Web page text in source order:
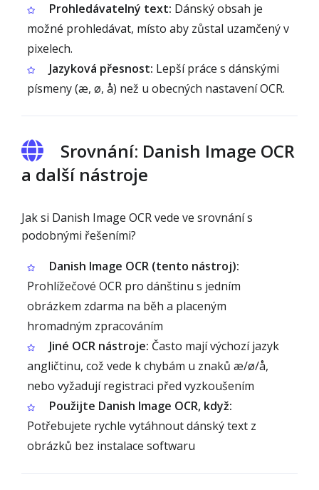
Prohledávatelný text: Dánský obsah je
možné prohledávat, místo aby zůstal uzamčený v
pixelech.
Jazyková přesnost: Lepší práce s dánskými
písmeny (æ, ø, å) než u obecných nastavení OCR.
Srovnání: Danish Image OCR
a další nástroje
Jak si Danish Image OCR vede ve srovnání s
podobnými řešeními?
Danish Image OCR (tento nástroj):
Prohlížečové OCR pro dánštinu s jedním
obrázkem zdarma na běh a placeným
hromadným zpracováním
Jiné OCR nástroje: Často mají výchozí jazyk
angličtinu, což vede k chybám u znaků æ/ø/å,
nebo vyžadují registraci před vyzkoušením
Použijte Danish Image OCR, když:
Potřebujete rychle vytáhnout dánský text z
obrázků bez instalace softwaru